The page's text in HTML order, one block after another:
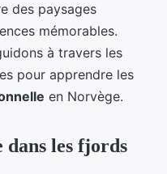
des paysages
mémorables.
à travers les
pour apprendre les
en Norvège.
dans les fjords